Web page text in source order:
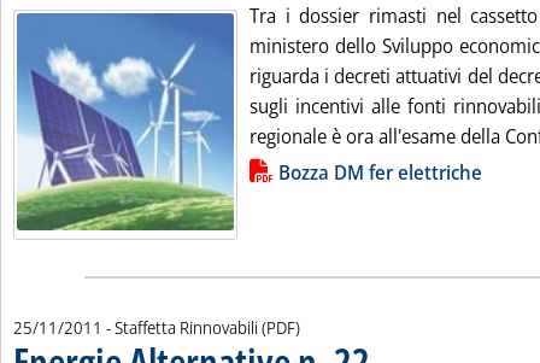
Tra i dossier rimasti nel
ministero dello Sviluppo
riguarda i decreti attuativi del
sugli incentivi alle fonti
regionale è ora all'esame della
Lista allegati PDF alla notiziaBozza DM fer elettriche
25/11/2011 - Staffetta Rinnovabili (PDF)